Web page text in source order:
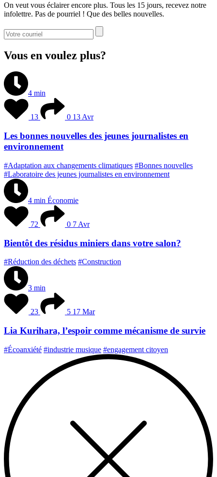
On veut vous éclairer encore plus. Tous les 15 jours, recevez notre
infolettre. Pas de pourriel ! Que des belles nouvelles.
Vous en voulez plus?
4 min
13 0 13 Avr
Les bonnes nouvelles des jeunes journalistes en
environnement
#Adaptation aux changements climatiques #Bonnes nouvelles
#Laboratoire des jeunes journalistes en environnement
4 min Économie
72 0 7 Avr
Bientôt des résidus miniers dans votre salon?
#Réduction des déchets #Construction
3 min
23 5 17 Mar
Lia Kurihara, l’espoir comme mécanisme de survie
#Écoanxiété #industrie musique #engagement citoyen